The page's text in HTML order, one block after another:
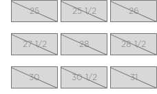
25 25 1/2 26
27 1/2 28 28 1/2
30 30 1/2 31